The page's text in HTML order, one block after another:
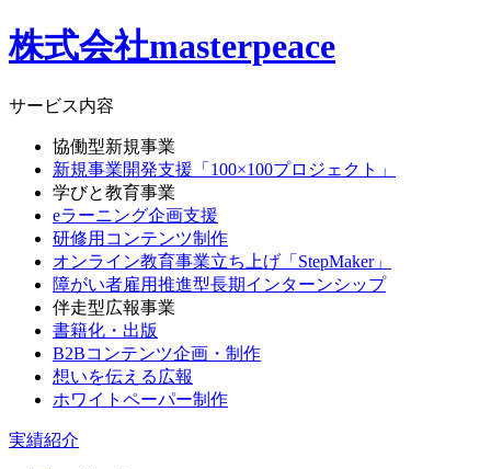
株式会社masterpeace
サービス内容
協働型新規事業
新規事業開発支援「100×100プロジェクト」
学びと教育事業
eラーニング企画支援
研修用コンテンツ制作
オンライン教育事業立ち上げ「StepMaker」
障がい者雇用推進型長期インターンシップ
伴走型広報事業
書籍化・出版
B2Bコンテンツ企画・制作
想いを伝える広報
ホワイトペーパー制作
実績紹介